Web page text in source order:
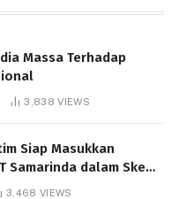
Massa Terhadap
3,838VIEWS
Siap Masukkan
Samarinda dalam Skema
Gratispol
3,468 VIEWS